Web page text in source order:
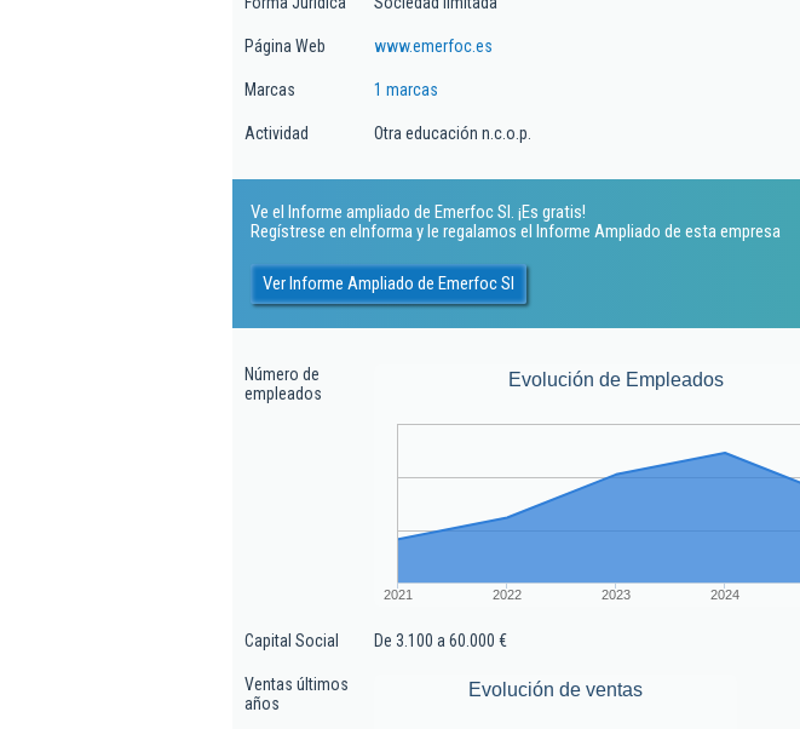
Página Web www.emerfoc.es
Marcas 1 marcas
Actividad Otra educación n.c.o.p.
Ve el Informe ampliado de Emerfoc Sl. ¡Es gratis!
Regístrese en eInforma y le regalamos el Informe Ampliado de esta empresa
Ver Informe Ampliado de Emerfoc Sl
Número de
empleados
Evolución de Empleados
2021 2022 2023 2024
Capital Social De 3.100 a 60.000 €
Ventas últimos
años
Evolución de ventas